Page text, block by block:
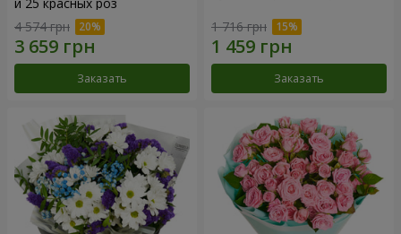
4 574 грн
Заказать
1 716 грн
Заказать